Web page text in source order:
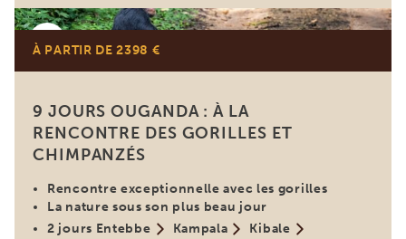
Ouganda
À PARTIR DE 2398 €
9 JOURS OUGANDA : À LA
RENCONTRE DES GORILLES ET
CHIMPANZÉS
Rencontre exceptionnelle avec les gorilles
La nature sous son plus beau jour
2 jours Entebbe
Kampala
Kibale